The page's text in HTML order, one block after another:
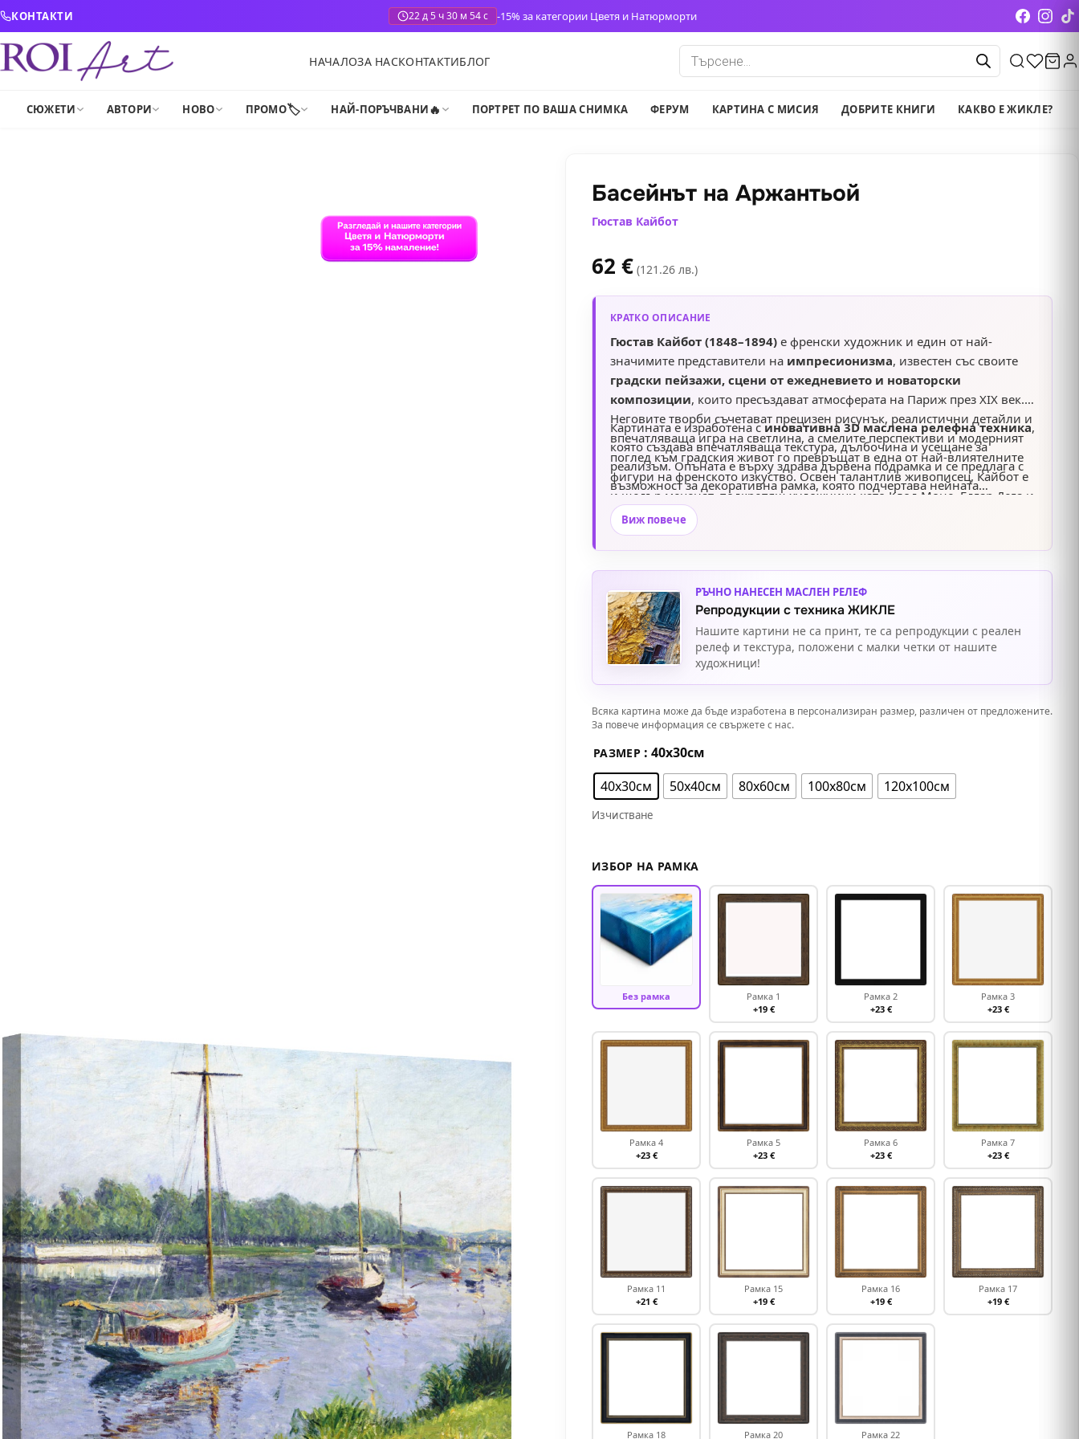
Skip to content
КОНТАКТИ 22 д 5 ч 30 м 52 с -15% за категории Цветя и Натюрморти
НАЧАЛОЗА НАСКОНТАКТИБЛОГ
Products
search
СЮЖЕТИ АВТОРИ НОВО ПРОМО🏷️ НАЙ-ПОРЪЧВАНИ🔥 ПОРТРЕТ ПО ВАША СНИМКА ФЕРУМ КАРТИНА С МИСИЯ ДОБРИТЕ КНИГИ КАКВО Е ЖИКЛЕ?
Басейнът на Аржантьой
Гюстав Кайбот
62 € (121.26 лв.)
КРАТКО ОПИСАНИЕ
Гюстав Кайбот (1848–1894) е френски художник и един от най-
значимите представители на импресионизма, известен със своите
градски пейзажи, сцени от ежедневието и новаторски
композиции, които пресъздават атмосферата на Париж през XIX век.
Неговите творби съчетават прецизен рисунък, реалистични детайли и
впечатляваща игра на светлина, а смелите перспективи и модерният
поглед към градския живот го превръщат в една от най-влиятелните
фигури на френското изкуство. Освен талантлив живописец, Кайбот е
и щедър меценат, подкрепящ художници като Клод Моне, Едгар Дега и
Пиер-Огюст Реноар, с което допринася за развитието и
популяризирането на импресионизма.
Картината е изработена синовативна 3D маслена релефна техника,
която създава впечатляваща текстура, дълбочина и усещане за
реализъм. Опъната е върху здрава дървена подрамка и се предлага с
възможност за декоративна рамка, която подчертава нейната
елегантност и художествена стойност. Творбата е напълно готова за
окачване и е отличен избор за дома, офиса или като стилен подарък за
Виж повече
РЪЧНО НАНЕСЕН МАСЛЕН РЕЛЕФ
Репродукции с техника ЖИКЛЕ
Нашите картини не са принт, те са репродукции с реален
релеф и текстура, положени с малки четки от нашите
художници!
Всяка картина може да бъде изработена в персонализиран размер, различен от предложените.
За повече информация се свържете с нас.
РАЗМЕР : 40х30см
40х30см
50х40см 80х60см 100х80см 120х100см
Изчистване
ИЗБОР НА РАМКА
Без рамка
Рамка 1
+19 €
Рамка 2
+23 €
Рамка 3
+23 €
Рамка 4
+23 €
Рамка 5
+23 €
Рамка 6
+23 €
Рамка 7
+23 €
Рамка 11
+21 €
Рамка 15
+19 €
Рамка 16
+19 €
Рамка 17
+19 €
Рамка 18
Рамка 20
Рамка 22